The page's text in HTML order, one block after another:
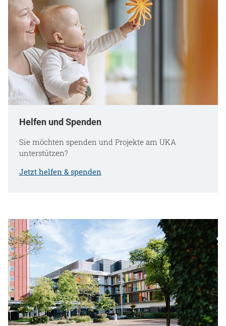
Helfen und Spenden
Sie möchten spenden und Projekte am UKA
unterstützen?
Jetzt helfen & spenden